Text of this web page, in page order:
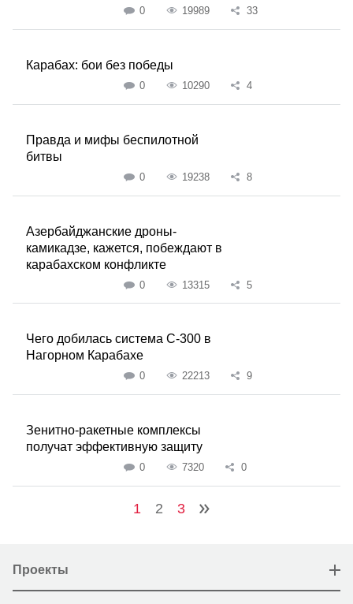
0 19989 33
Карабах: бои без победы
0 10290 4
Правда и мифы беспилотной
битвы
0 19238 8
Азербайджанские дроны-
камикадзе, кажется, побеждают в
карабахском конфликте
0 13315 5
Чего добилась система С-300 в
Нагорном Карабахе
0 22213 9
Зенитно-ракетные комплексы
получат эффективную защиту
0 7320 0
1 2 3
Проекты